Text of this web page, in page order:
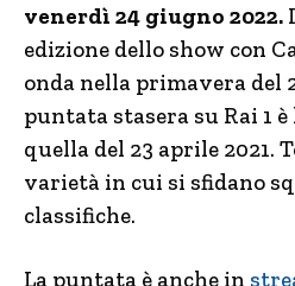
venerdì 24 giugno 2022.
edizione dello show con
onda nella primavera del
puntata stasera su Rai 1
quella del 23 aprile 2021.
varietà in cui si sfidano
classifiche.
La puntata è anche in